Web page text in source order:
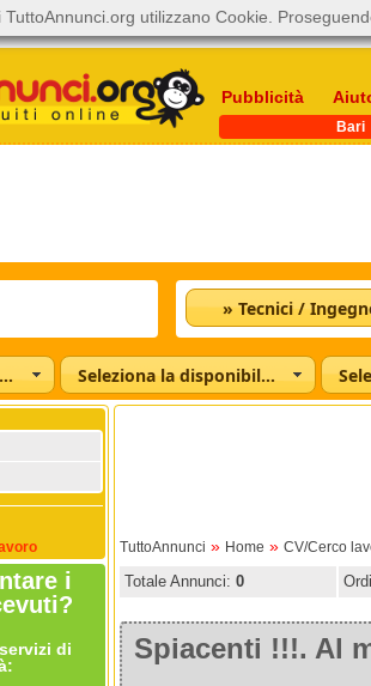
Pubblicità
Bari
» Tecnici /
Tutte le categorie Seleziona la disponibilità
i
di
TuttoAnnunci » Home » CV/Cerco
Totale Annunci: 0
Spiacenti !!!. Al
TuttoAnnunci.org utilizzano Cookie.